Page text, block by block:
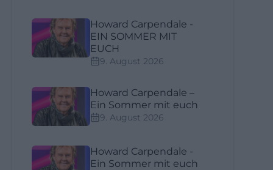
Howard Carpendale -
EIN SOMMER MIT
EUCH
9. August 2026
Howard Carpendale –
Ein Sommer mit euch
9. August 2026
Howard Carpendale -
Ein Sommer mit euch